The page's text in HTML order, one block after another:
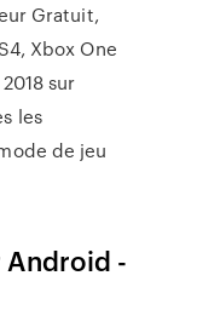
Gratuit,
Xbox One
sur
les
de jeu
Android -